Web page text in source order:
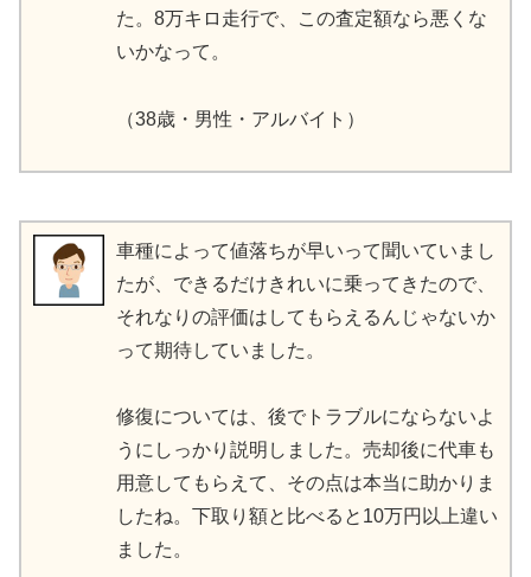
た。8万キロ走行で、この査定額なら悪くな
いかなって。
（38歳・男性・アルバイト）
車種によって値落ちが早いって聞いていまし
たが、できるだけきれいに乗ってきたので、
それなりの評価はしてもらえるんじゃないか
って期待していました。
修復については、後でトラブルにならないよ
うにしっかり説明しました。売却後に代車も
用意してもらえて、その点は本当に助かりま
したね。下取り額と比べると10万円以上違い
ました。